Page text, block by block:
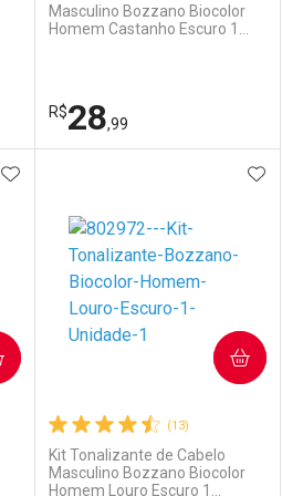
Masculino Bozzano Biocolor
Homem Castanho Escuro 1
R$28,99
Laboratório
Por Menos
ADICIONAR AOS FAVORITOS
(13)
Kit Tonalizante de Cabelo
Masculino Bozzano Biocolor
Homem Louro Escuro 1
COMPRAR